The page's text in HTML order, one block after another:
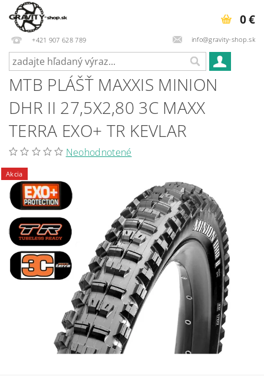
+421 907 628 789 info@gravity-shop.sk
0 €
MTB PLÁŠŤ MAXXIS MINION
DHR II 27,5X2,80 3C MAXX
TERRA EXO+ TR KEVLAR
Neohodnotené
Akcia